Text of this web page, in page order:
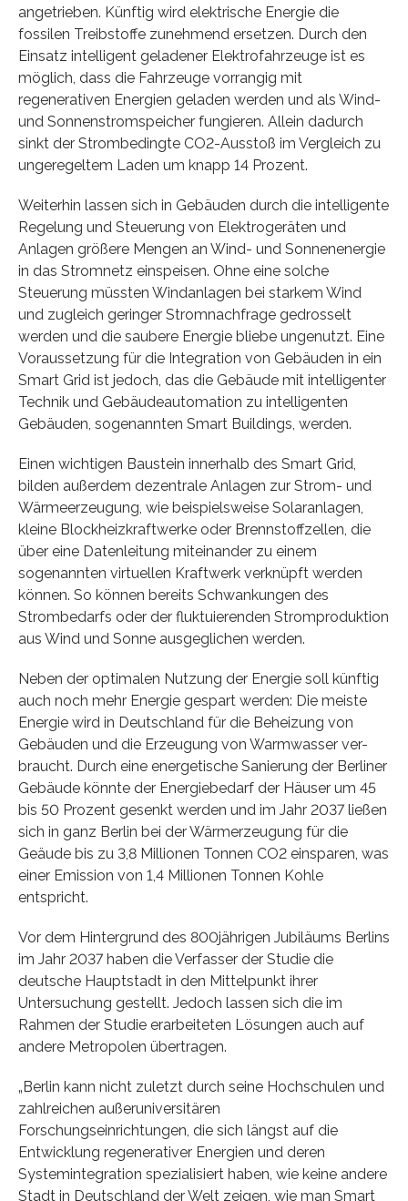
angetrieben. Künftig wird elektrische Energie die
fossilen Treibstoffe zunehmend ersetzen. Durch den
Einsatz intelligent geladener Elektrofahrzeuge ist es
möglich, dass die Fahrzeuge vorrangig mit
regenerativen Energien geladen werden und als Wind-
und Sonnenstromspeicher fungieren. Allein dadurch
sinkt der Strombedingte CO2-Ausstoß im Vergleich zu
ungeregeltem Laden um knapp 14 Prozent.
Weiterhin lassen sich in Gebäuden durch die intelligente
Regelung und Steuerung von Elektrogeräten und
Anlagen größere Mengen an Wind- und Sonnenenergie
in das Stromnetz einspeisen. Ohne eine solche
Steuerung müssten Windanlagen bei starkem Wind
und zugleich geringer Stromnachfrage gedrosselt
werden und die saubere Energie bliebe ungenutzt. Eine
Voraussetzung für die Integration von Gebäuden in ein
Smart Grid ist jedoch, das die Gebäude mit intelligenter
Technik und Gebäudeautomation zu intelligenten
Gebäuden, sogenannten Smart Buildings, werden.
Einen wichtigen Baustein innerhalb des Smart Grid,
bilden außerdem dezentrale Anlagen zur Strom- und
Wärmeerzeugung, wie beispielsweise Solaranlagen,
kleine Blockheizkraftwerke oder Brennstoffzellen, die
über eine Datenleitung miteinander zu einem
sogenannten virtuellen Kraftwerk verknüpft werden
können. So können bereits Schwankungen des
Strombedarfs oder der fluktuierenden Stromproduktion
aus Wind und Sonne ausgeglichen werden.
Neben der optimalen Nutzung der Energie soll künftig
auch noch mehr Energie gespart werden: Die meiste
Energie wird in Deutschland für die Beheizung von
Gebäuden und die Erzeugung von Warmwasser ver-
braucht. Durch eine energetische Sanierung der Berliner
Gebäude könnte der Energiebedarf der Häuser um 45
bis 50 Prozent gesenkt werden und im Jahr 2037 ließen
sich in ganz Berlin bei der Wärmerzeugung für die
Geäude bis zu 3,8 Millionen Tonnen CO2 einsparen, was
einer Emission von 1,4 Millionen Tonnen Kohle
entspricht.
Vor dem Hintergrund des 800jährigen Jubiläums Berlins
im Jahr 2037 haben die Verfasser der Studie die
deutsche Hauptstadt in den Mittelpunkt ihrer
Untersuchung gestellt. Jedoch lassen sich die im
Rahmen der Studie erarbeiteten Lösungen auch auf
andere Metropolen übertragen.
„Berlin kann nicht zuletzt durch seine Hochschulen und
zahlreichen außeruniversitären
Forschungseinrichtungen, die sich längst auf die
Entwicklung regenerativer Energien und deren
Systemintegration spezialisiert haben, wie keine andere
Stadt in Deutschland der Welt zeigen, wie man Smart